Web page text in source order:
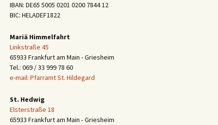
IBAN: DE65 5005 0201 0200 7844 12
BIC: HELADEF1822
Mariä Himmelfahrt
Linkstraße 45
65933 Frankfurt am Main - Griesheim
Tel.: 069 / 33 999 78 60
e-mail: Pfarramt St. Hildegard
St. Hedwig
Elsterstraße 18
65933 Frankfurt am Main - Griesheim